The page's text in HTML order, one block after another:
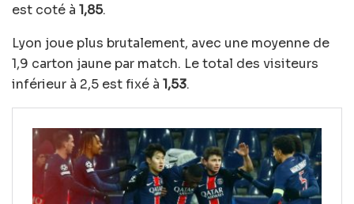
est coté à 1,85.
Lyon joue plus brutalement, avec une moyenne de
1,9 carton jaune par match. Le total des visiteurs
inférieur à 2,5 est fixé à 1,53.